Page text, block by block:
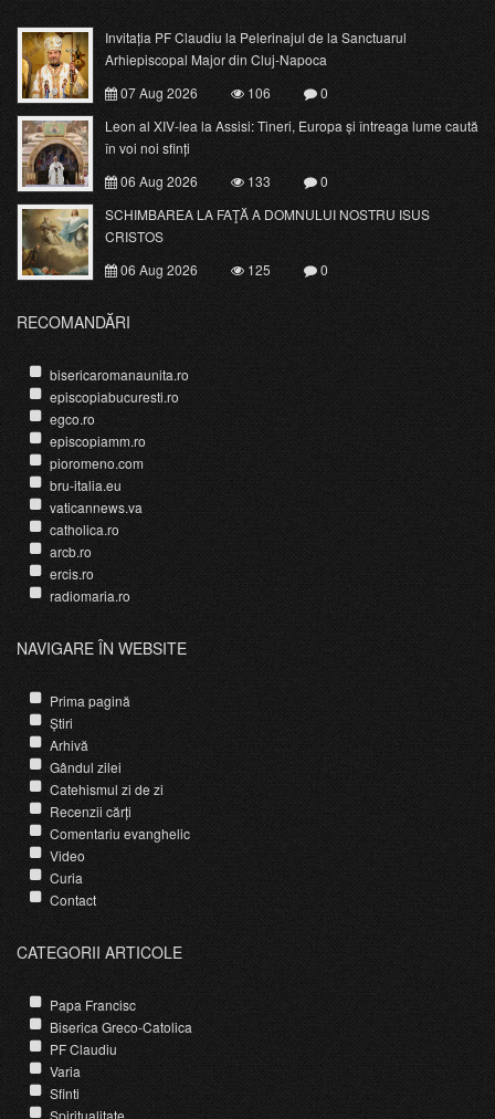
Invitația PF Claudiu la Pelerinajul de la Sanctuarul
Arhiepiscopal Major din Cluj-Napoca
07 Aug 2026
106
0
Leon al XIV-lea la Assisi: Tineri, Europa și întreaga lume caută
în voi noi sfinți
06 Aug 2026
133
0
SCHIMBAREA LA FAŢĂ A DOMNULUI NOSTRU ISUS
CRISTOS
06 Aug 2026
125 0
RECOMANDĂRI
bisericaromanaunita.ro
episcopiabucuresti.ro
egco.ro
episcopiamm.ro
pioromeno.com
bru-italia.eu
vaticannews.va
catholica.ro
arcb.ro
ercis.ro
radiomaria.ro
NAVIGARE ÎN WEBSITE
Prima pagină
Știri
Arhivă
Gândul zilei
Catehismul zi de zi
Recenzii cărți
Comentariu evanghelic
Video
Curia
Contact
CATEGORII ARTICOLE
Papa Francisc
Biserica Greco-Catolica
PF Claudiu
Varia
Sfinti
Spiritualitate